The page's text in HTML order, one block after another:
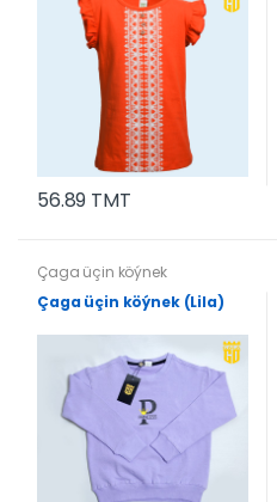
56.89 TMT
Çaga üçin köýnek
Çaga üçin köýnek (Lila)